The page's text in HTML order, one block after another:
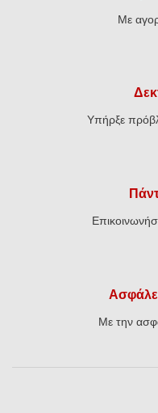
Με
Υπήρξε
Με την